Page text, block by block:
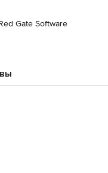
Gate Software